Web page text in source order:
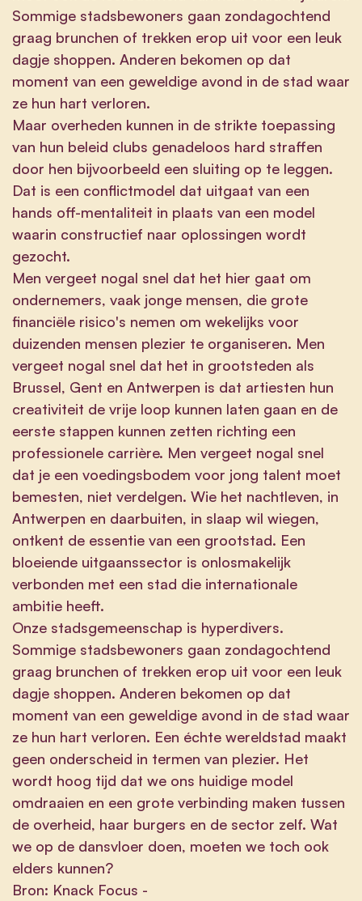
Sommige stadsbewoners gaan zondagochtend
graag brunchen of trekken erop uit voor een leuk
dagje shoppen. Anderen bekomen op dat
moment van een geweldige avond in de stad waar
ze hun hart verloren.
Maar overheden kunnen in de strikte toepassing
van hun beleid clubs genadeloos hard straffen
door hen bijvoorbeeld een sluiting op te leggen.
Dat is een conflictmodel dat uitgaat van een
hands off-mentaliteit in plaats van een model
waarin constructief naar oplossingen wordt
gezocht.
Men vergeet nogal snel dat het hier gaat om
ondernemers, vaak jonge mensen, die grote
financiële risico's nemen om wekelijks voor
duizenden mensen plezier te organiseren. Men
vergeet nogal snel dat het in grootsteden als
Brussel, Gent en Antwerpen is dat artiesten hun
creativiteit de vrije loop kunnen laten gaan en de
eerste stappen kunnen zetten richting een
professionele carrière. Men vergeet nogal snel
dat je een voedingsbodem voor jong talent moet
bemesten, niet verdelgen. Wie het nachtleven, in
Antwerpen en daarbuiten, in slaap wil wiegen,
ontkent de essentie van een grootstad. Een
bloeiende uitgaanssector is onlosmakelijk
verbonden met een stad die internationale
ambitie heeft.
Onze stadsgemeenschap is hyperdivers.
Sommige stadsbewoners gaan zondagochtend
graag brunchen of trekken erop uit voor een leuk
dagje shoppen. Anderen bekomen op dat
moment van een geweldige avond in de stad waar
ze hun hart verloren. Een échte wereldstad maakt
geen onderscheid in termen van plezier. Het
wordt hoog tijd dat we ons huidige model
omdraaien en een grote verbinding maken tussen
de overheid, haar burgers en de sector zelf. Wat
we op de dansvloer doen, moeten we toch ook
elders kunnen?
Bron: Knack Focus -